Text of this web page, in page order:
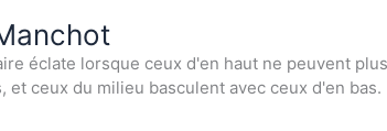
éclate lorsque ceux d'en haut ne peuvent
et ceux du milieu basculent avec ceux d'en bas.